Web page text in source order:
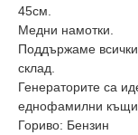
45см.
Mедни намотки.
Поддържаме
склад.
Генераторите са
еднофамилни къщи
Гориво: Бензин